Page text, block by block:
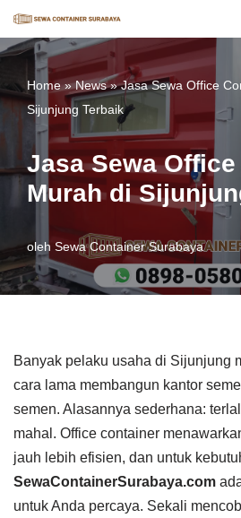
Lompat
konten
Home»News»Jasa Sewa Office
Sijunjung Terbaik
Jasa Sewa
Murah di
oleh Sewa Container Surabaya
Banyak pelaku usaha di Sijunjung
cara lama membangun kantor
semen. Alasannya sederhana:
mahal. Office container
jauh lebih efisien, dan untuk
SewaContainerSurabaya.com
untuk Anda percaya. Sekali